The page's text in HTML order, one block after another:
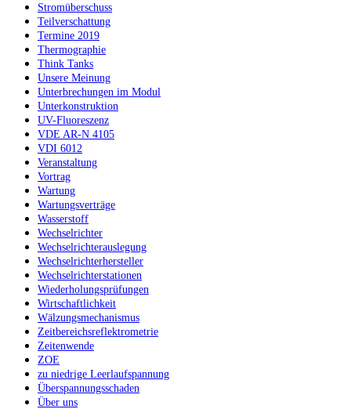
Stromüberschuss
Teilverschattung
Termine 2019
Thermographie
Think Tanks
Unsere Meinung
Unterbrechungen im Modul
Unterkonstruktion
UV-Fluoreszenz
VDE AR-N 4105
VDI 6012
Veranstaltung
Vortrag
Wartung
Wartungsverträge
Wasserstoff
Wechselrichter
Wechselrichterauslegung
Wechselrichterhersteller
Wechselrichterstationen
Wiederholungsprüfungen
Wirtschaftlichkeit
Wälzungsmechanismus
Zeitbereichsreflektrometrie
Zeitenwende
ZOE
zu niedrige Leerlaufspannung
Überspannungsschaden
Über uns